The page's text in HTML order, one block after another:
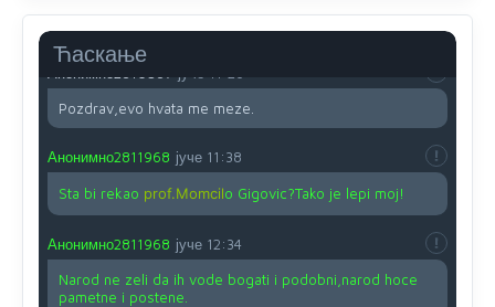
Ћаскање
Pozdrav,evo hvata me meze.
Анонимно2811968 јуче 11:38
Sta bi rekao prof.Momcilo Gigovic?Tako je lepi moj!
Анонимно2811968 јуче 12:34
Narod ne zeli da ih vode bogati i podobni,narod hoce
pametne i postene.